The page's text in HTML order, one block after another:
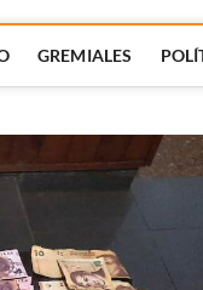
GREMIALES